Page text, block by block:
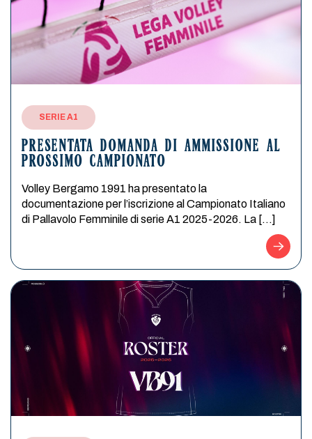
SERIE A1
PRESENTATA DOMANDA DI AMMISSIONE AL
PROSSIMO CAMPIONATO
Volley Bergamo 1991 ha presentato la
documentazione per l’iscrizione al Campionato Italiano
di Pallavolo Femminile di serie A1 2025-2026. La […]